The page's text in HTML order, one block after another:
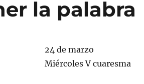
la palabra
24 de marzo
Miércoles V cuaresma